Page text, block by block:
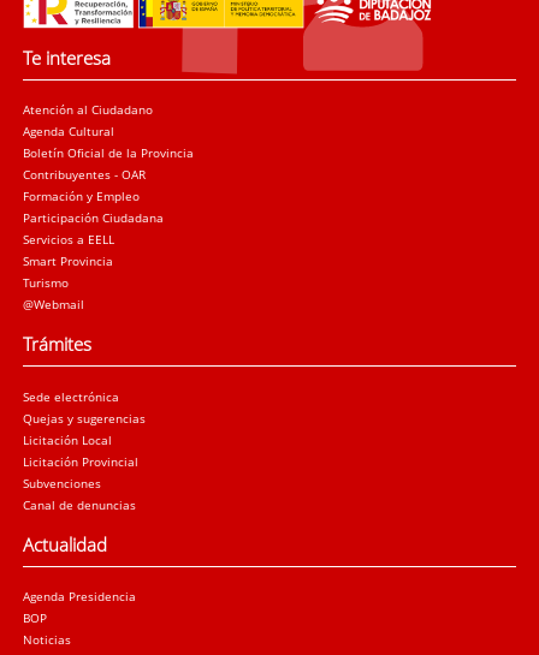
Te interesa
Atención al Ciudadano
Agenda Cultural
Boletín Oficial de la Provincia
Contribuyentes - OAR
Formación y Empleo
Participación Ciudadana
Servicios a EELL
Smart Provincia
Turismo
@Webmail
Trámites
Sede electrónica
Quejas y sugerencias
Licitación Local
Licitación Provincial
Subvenciones
Canal de denuncias
Actualidad
Agenda Presidencia
BOP
Noticias